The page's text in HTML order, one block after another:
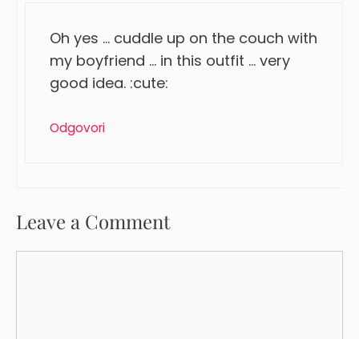
Oh yes … cuddle up on the couch with
my boyfriend … in this outfit … very
good idea. :cute:
Odgovori
Leave a Comment